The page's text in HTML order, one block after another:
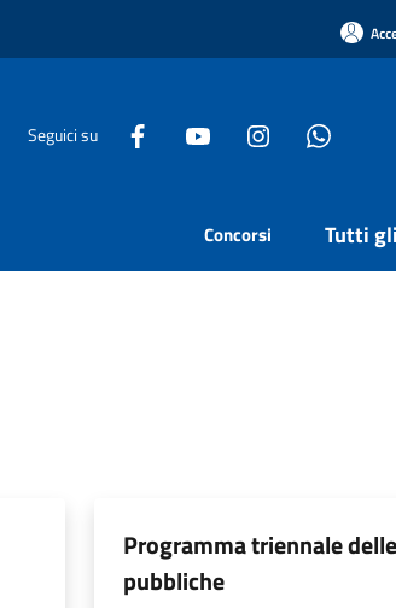
Seguici su
Concorsi Tutti
Programma triennale
pubbliche